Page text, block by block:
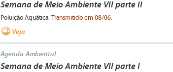
Semana de Meio Ambiente VII parte II
Poluição Aquática. Transmitido em 08/06.
Veja
Agenda Ambiental
Semana de Meio Ambiente VII parte I